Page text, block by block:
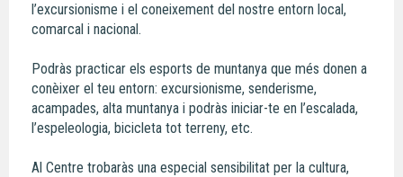
l’excursionisme i el coneixement del nostre entorn local,
comarcal i nacional.
Podràs practicar els esports de muntanya que més donen a
conèixer el teu entorn: excursionisme, senderisme,
acampades, alta muntanya i podràs iniciar-te en l’escalada,
l’espeleologia, bicicleta tot terreny, etc.
Al Centre trobaràs una especial sensibilitat per la cultura,